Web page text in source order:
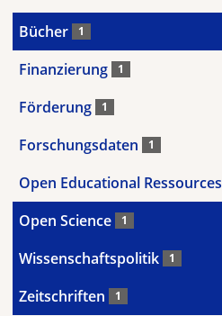
Bücher 1
Finanzierung 1
Förderung 1
Forschungsdaten 1
Open Educational Ressources
Open Science 1
Wissenschaftspolitik 1
Zeitschriften 1